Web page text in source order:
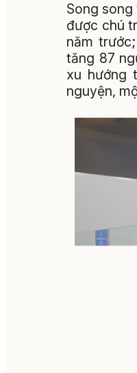
Song
được chú
năm
tăng 87
xu hướng
nguyện,